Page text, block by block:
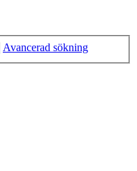
Avancerad sökning